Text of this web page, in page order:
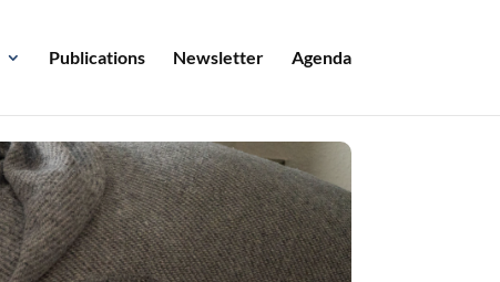
Publications Newsletter Agenda